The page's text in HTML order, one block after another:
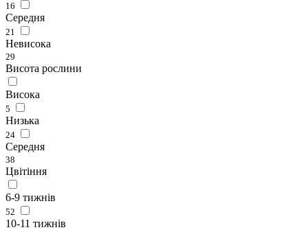
16
Середня
21
Невисока
29
Висота рослини
Висока
5
Низька
24
Середня
38
Цвітіння
6-9 тижнів
52
10-11 тижнів